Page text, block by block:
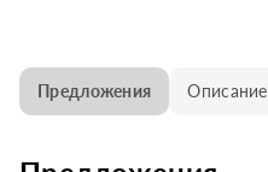
Предложения Описание